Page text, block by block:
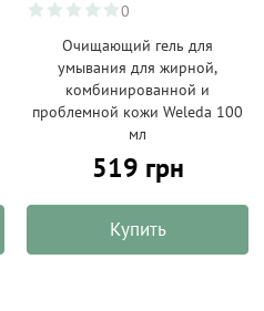
0
Очищающий гель для
умывания для жирной,
комбинированной и
проблемной кожи Weleda 100
мл
519 грн
Купить